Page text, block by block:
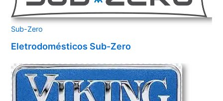
Sub-Zero
Eletrodomésticos Sub-Zero